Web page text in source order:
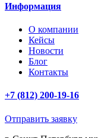
Информация
О компании
Кейсы
Новости
Блог
Контакты
+7 (812) 200-19-16
Отправить заявку